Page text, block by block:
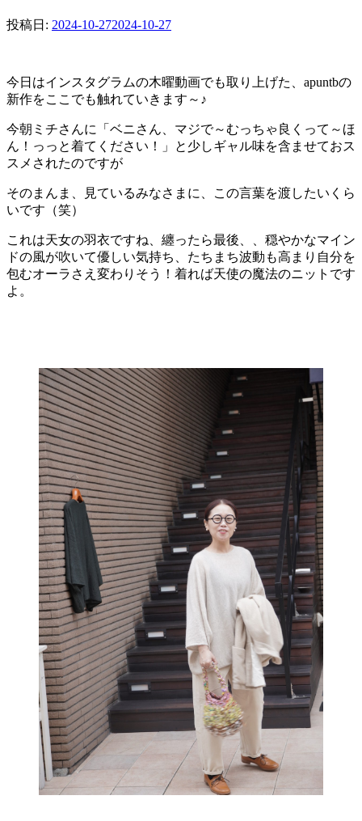
投稿日: 2024-10-272024-10-27
今日はインスタグラムの木曜動画でも取り上げた、apuntbの
新作をここでも触れていきます～♪
今朝ミチさんに「ベニさん、マジで～むっちゃ良くって～ほ
ん！っっと着てください！」と少しギャル味を含ませておス
スメされたのですが
そのまんま、見ているみなさまに、この言葉を渡したいくら
いです（笑）
これは天女の羽衣ですね、纏ったら最後、、穏やかなマイン
ドの風が吹いて優しい気持ち、たちまち波動も高まり自分を
包むオーラさえ変わりそう！着れば天使の魔法のニットです
よ。